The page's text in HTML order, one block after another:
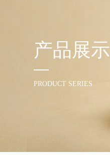
产品展示
PRODUCT SERIES